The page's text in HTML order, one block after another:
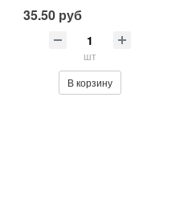
35.50 руб
шт
В корзину